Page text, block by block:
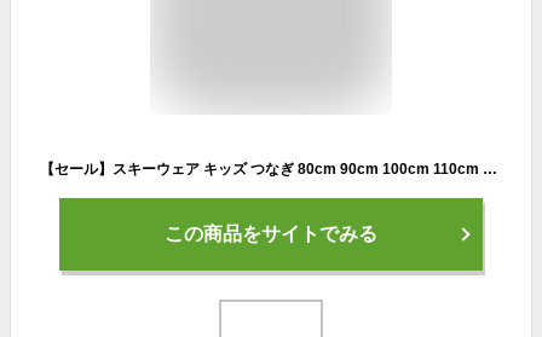
【セール】スキーウェア キッズ つなぎ 80cm 90cm 100cm 110cm 120cm サイズ調整 女の子 男の子 スキーウェア キッズ 超撥水yuk ブランド ユック トイレ 簡単 調節機能 かわいい おしゃれ 幼稚園 保育園 小学生 スノーウェア ベビー ジャンプスーツ 子供
この商品をサイトでみる